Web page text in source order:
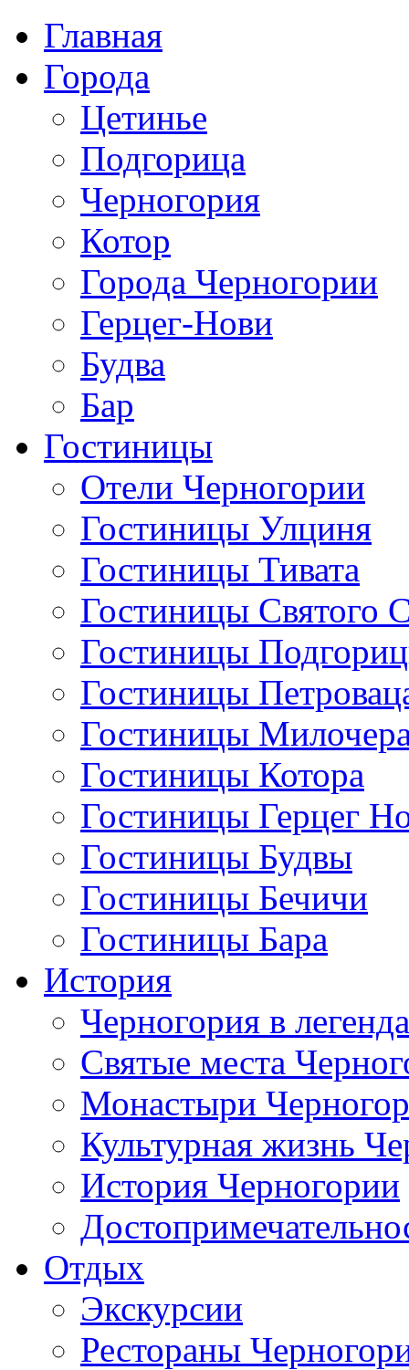
Главная
Города
Цетинье
Подгорица
Черногория
Котор
Города Черногории
Герцег-Нови
Будва
Бар
Гостиницы
Отели Черногории
Гостиницы Улциня
Гостиницы Тивата
Гостиницы Святого
Гостиницы
Гостиницы
Гостиницы
Гостиницы Котора
Гостиницы Герцег
Гостиницы Будвы
Гостиницы Бечичи
Гостиницы Бара
История
Черногория в
Святые места
Монастыри
Культурная жизнь
История Черногории
Отдых
Экскурсии
Рестораны